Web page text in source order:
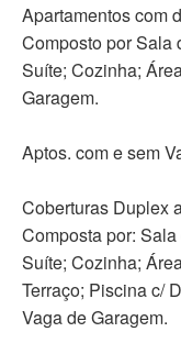
Apartamentos com
Composto por Sala
Suíte; Cozinha;
Garagem.
Aptos. com e sem
Coberturas Duplex
Composta por:
Suíte; Cozinha;
Terraço; Piscina c/
Vaga de Garagem.